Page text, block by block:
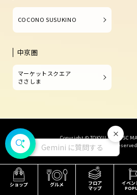
Gemini に質問する
閉じ
COCONO SUSUKINO
中京圏
マーケットスクエア
ささしま
Copyright © TOKYU LAND SC
All Rights Reserved.
ショップ グルメ フロア
マップ
イベン